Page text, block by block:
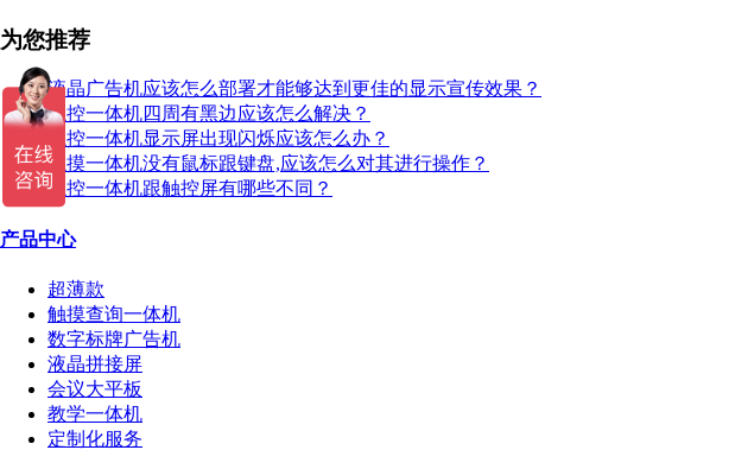
为您推荐
液晶广告机应该怎么部署才能够达到更佳的显示宣传效果？
触控一体机四周有黑边应该怎么解决？
触控一体机显示屏出现闪烁应该怎么办？
触摸一体机没有鼠标跟键盘,应该怎么对其进行操作？
触控一体机跟触控屏有哪些不同？
产品中心
超薄款
触摸查询一体机
数字标牌广告机
液晶拼接屏
会议大平板
教学一体机
定制化服务